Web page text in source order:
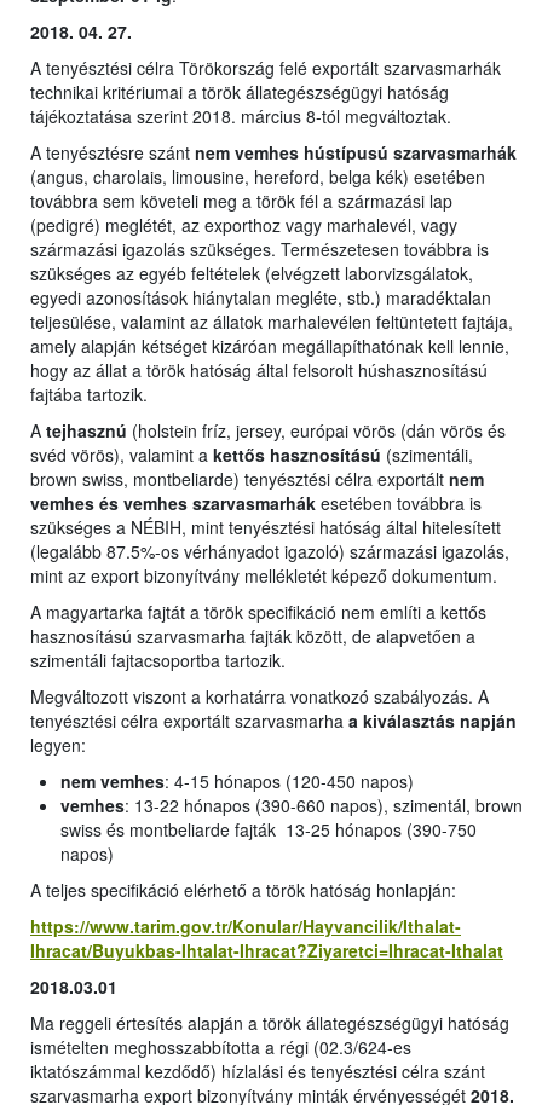
2018. 04. 27.
A tenyésztési célra Törökország felé exportált szarvasmarhák
technikai kritériumai a török állategészségügyi hatóság
tájékoztatása szerint 2018. március 8-tól megváltoztak.
A tenyésztésre szánt nem vemhes hústípusú szarvasmarhák
(angus, charolais, limousine, hereford, belga kék) esetében
továbbra sem követeli meg a török fél a származási lap
(pedigré) meglétét, az exporthoz vagy marhalevél, vagy
származási igazolás szükséges. Természetesen továbbra is
szükséges az egyéb feltételek (elvégzett laborvizsgálatok,
egyedi azonosítások hiánytalan megléte, stb.) maradéktalan
teljesülése, valamint az állatok marhalevélen feltüntetett fajtája,
amely alapján kétséget kizáróan megállapíthatónak kell lennie,
hogy az állat a török hatóság által felsorolt húshasznosítású
fajtába tartozik.
A tejhasznú (holstein fríz, jersey, európai vörös (dán vörös és
svéd vörös), valamint a kettős hasznosítású (szimentáli,
brown swiss, montbeliarde) tenyésztési célra exportált nem
vemhes és vemhes szarvasmarhák esetében továbbra is
szükséges a NÉBIH, mint tenyésztési hatóság által hitelesített
(legalább 87.5%-os vérhányadot igazoló) származási igazolás,
mint az export bizonyítvány mellékletét képező dokumentum.
A magyartarka fajtát a török specifikáció nem említi a kettős
hasznosítású szarvasmarha fajták között, de alapvetően a
szimentáli fajtacsoportba tartozik.
Megváltozott viszont a korhatárra vonatkozó szabályozás. A
tenyésztési célra exportált szarvasmarha a kiválasztás napján
legyen:
nem vemhes: 4-15 hónapos (120-450 napos)
vemhes: 13-22 hónapos (390-660 napos), szimentál, brown
swiss és montbeliarde fajták 13-25 hónapos (390-750
napos)
A teljes specifikáció elérhető a török hatóság honlapján:
https://www.tarim.gov.tr/Konular/Hayvancilik/Ithalat-
Ihracat/Buyukbas-Ihtalat-Ihracat?Ziyaretci=Ihracat-Ithalat
2018.03.01
Ma reggeli értesítés alapján a török állategészségügyi hatóság
ismételten meghosszabbította a régi (02.3/624-es
iktatószámmal kezdődő) hízlalási és tenyésztési célra szánt
szarvasmarha export bizonyítvány minták érvényességét 2018.